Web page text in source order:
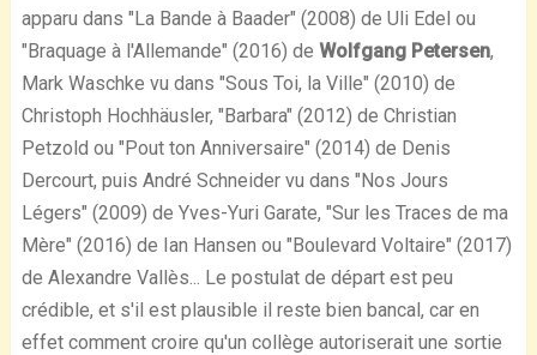
apparu dans "La Bande à Baader" (2008) de Uli Edel ou
"Braquage à l'Allemande" (2016) de Wolfgang Petersen,
Mark Waschke vu dans "Sous Toi, la Ville" (2010) de
Christoph Hochhäusler, "Barbara" (2012) de Christian
Petzold ou "Pout ton Anniversaire" (2014) de Denis
Dercourt, puis André Schneider vu dans "Nos Jours
Légers" (2009) de Yves-Yuri Garate, "Sur les Traces de ma
Mère" (2016) de Ian Hansen ou "Boulevard Voltaire" (2017)
de Alexandre Vallès... Le postulat de départ est peu
crédible, et s'il est plausible il reste bien bancal, car en
effet comment croire qu'un collège autoriserait une sortie